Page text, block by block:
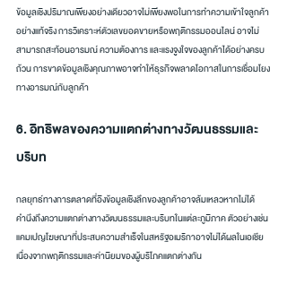
ข้อมูลเชิงปริมาณเพียงอย่างเดียวอาจไม่เพียงพอในการทำความเข้าใจลูกค้า
อย่างแท้จริง การวิเคราะห์ตัวเลขยอดขายหรือพฤติกรรมออนไลน์ อาจไม่
สามารถสะท้อนอารมณ์ ความต้องการ และแรงจูงใจของลูกค้าได้อย่างครบ
ถ้วน การขาดข้อมูลเชิงคุณภาพอาจทำให้ธุรกิจพลาดโอกาสในการเชื่อมโยง
ทางอารมณ์กับลูกค้า
6. อิทธิพลของความแตกต่างทางวัฒนธรรมและ
บริบท
กลยุทธ์ทางการตลาดที่อิงข้อมูลเชิงลึกของลูกค้าอาจล้มเหลวหากไม่ได้
คำนึงถึงความแตกต่างทางวัฒนธรรมและบริบทในแต่ละภูมิภาค ตัวอย่างเช่น
แคมเปญโฆษณาที่ประสบความสำเร็จในสหรัฐอเมริกาอาจไม่ได้ผลในเอเชีย
เนื่องจากพฤติกรรมและค่านิยมของผู้บริโภคแตกต่างกัน